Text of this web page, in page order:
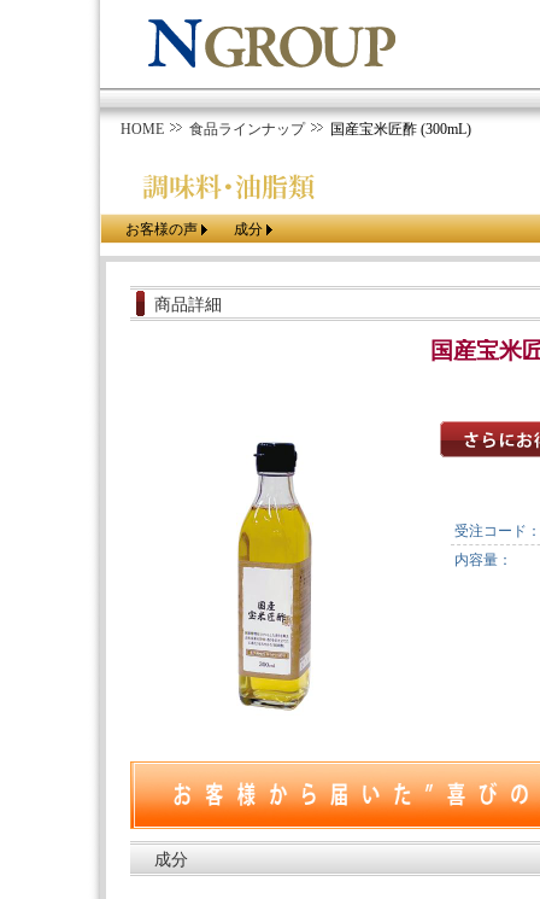
HOME 食品ラインナップ 国産宝米匠酢 (300mL)
お客様の声 成分
商品詳細
国産宝米
受注コード：
内容量：
成分